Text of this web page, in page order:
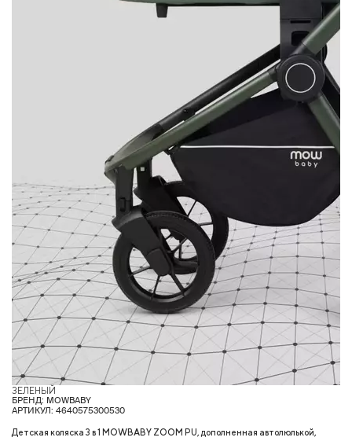
ЗЕЛЕНЫЙ
БРЕНД: MOWBABY
АРТИКУЛ: 4640575300530
Детская коляска 3 в 1 MOWBABY ZOOM PU, дополненная автолюлькой,